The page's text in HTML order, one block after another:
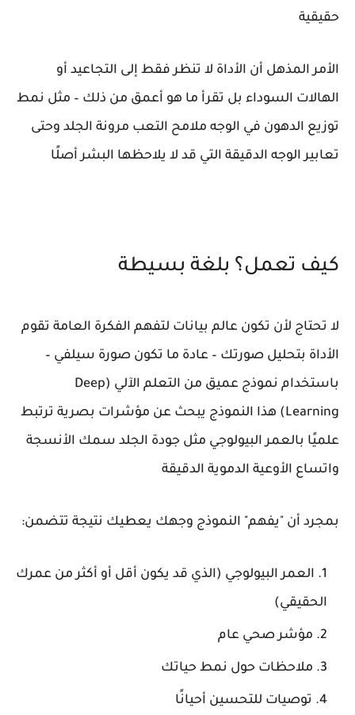
حقيقية
الأمر المذهل أن الأداة لا تنظر فقط إلى التجاعيد أو
الهالات السوداء بل تقرأ ما هو أعمق من ذلك – مثل نمط
توزيع الدهون في الوجه ملامح التعب مرونة الجلد وحتى
تعابير الوجه الدقيقة التي قد لا يلاحظها البشر أصلًا
كيف تعمل؟ بلغة بسيطة
لا تحتاج لأن تكون عالم بيانات لتفهم الفكرة العامة تقوم
الأداة بتحليل صورتك – عادة ما تكون صورة سيلفي –
باستخدام نموذج عميق من التعلم الآلي (Deep
Learning) هذا النموذج يبحث عن مؤشرات بصرية ترتبط
علميًا بالعمر البيولوجي مثل جودة الجلد سمك الأنسجة
واتساع الأوعية الدموية الدقيقة
بمجرد أن "يفهم" النموذج وجهك يعطيك نتيجة تتضمن:
العمر البيولوجي (الذي قد يكون أقل أو أكثر من عمرك
الحقيقي)
مؤشر صحي عام
ملاحظات حول نمط حياتك
توصيات للتحسين أحيانًا